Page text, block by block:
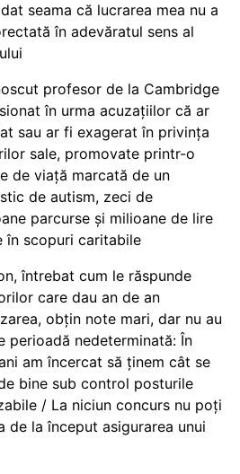
seama că lucrarea mea nu a
în adevăratul sens al
profesor de la Cambridge
în urma acuzațiilor că ar
sau ar fi exagerat în privința
sale, promovate printr-o
de viață marcată de un
de autism, zeci de
parcurse și milioane de lire
în scopuri caritabile
întrebat cum le răspunde
care dau an de an
obțin note mari, dar nu au
perioadă nedeterminată: În
am încercat să ținem cât se
bine sub control posturile
/ La niciun concurs nu poți
de la început asigurarea unui